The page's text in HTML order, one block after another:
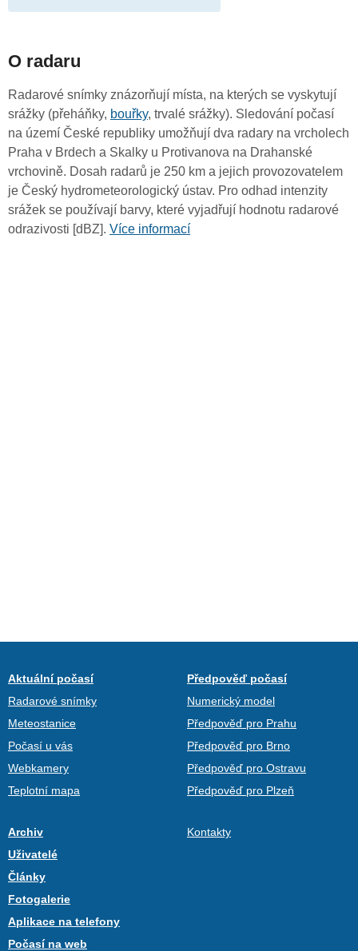
O radaru
Radarové snímky znázorňují místa, na kterých se vyskytují
srážky (přeháňky, bouřky, trvalé srážky). Sledování počasí
na území České republiky umožňují dva radary na vrcholech
Praha v Brdech a Skalky u Protivanova na Drahanské
vrchovině. Dosah radarů je 250 km a jejich provozovatelem
je Český hydrometeorologický ústav. Pro odhad intenzity
srážek se používají barvy, které vyjadřují hodnotu radarové
odrazivosti [dBZ]. Více informací
Aktuální počasí
Radarové snímky
Meteostanice
Počasí u vás
Webkamery
Teplotní mapa
Předpověď počasí
Numerický model
Předpověď pro Prahu
Předpověď pro Brno
Předpověď pro Ostravu
Předpověď pro Plzeň
Archiv
Uživatelé
Články
Fotogalerie
Aplikace na telefony
Počasí na web
Kontakty